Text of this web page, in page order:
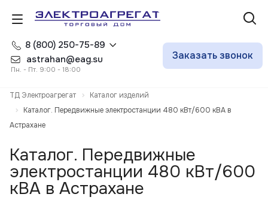
8 (800) 250-75-89
astrahan@eag.su
Пн. - Пт. 9:00 - 18:00
Заказать звонок
ТД Электроагрегат
Каталог изделий
Каталог. Передвижные электростанции 480 кВт/600 кВА в
Астрахане
Каталог. Передвижные
электростанции 480 кВт/600
кВА в Астрахане